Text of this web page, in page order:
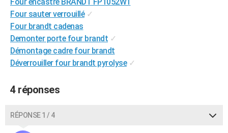
BONS PLANS
CARTE DE VOEUX
Carte de Noël
Carte Bonne année
Carte Saint-Valentin
Carte Pâques
Carte d'anniversaire
DICTIONNAIRE
Dictionnaire
Biographies
Citations
Expressions
Proverbes
PROGRAMME TV
COPAINS D'AVANT
FORUM
Four sauter verrouillé ✓
Four brandt cadenas
Demonter porte four brandt ✓
Démontage cadre four brandt
Déverrouiller four brandt pyrolyse ✓
4 réponses
RÉPONSE 1 / 4